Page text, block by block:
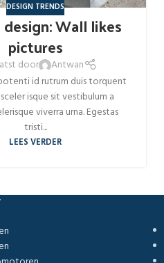
DESIGN TRENDS
Wall likes
pictures
door
Antwan
id rutrum duis torquent
isque sit vestibulum a
viverra urna. Egestas
tristi...
LEES VERDER